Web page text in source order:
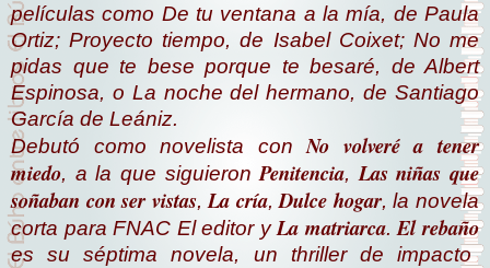
películas como De tu ventana a la mía, de Paula
Ortiz; Proyecto tiempo, de Isabel Coixet; No me
pidas que te bese porque te besaré, de Albert
Espinosa, o La noche del hermano, de Santiago
García de Leániz.
Debutó como novelista conNo volveré a tener
miedo, a la que siguieronPenitencia, Las niñas que
soñaban con ser vistas, La cría,Dulce hogar, la novela
corta para FNAC El editor y La matriarca.El rebaño
es su séptima novela, un thriller de impacto